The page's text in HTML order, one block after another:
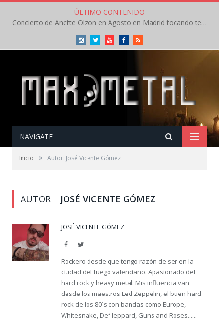
ÚLTIMO CONTENIDO
Concierto de Anette Olzon en Agosto en Madrid tocando temas de Nightwish
InstagramTwitterYoutubeFacebookRSS
NAVIGATE
Inicio » Autor: José Vicente Gómez
AUTOR JOSÉ VICENTE GÓMEZ
JOSÉ VICENTE GÓMEZ
FacebookTwitter
Rockero desde que tengo razón de ser en la
ciudad del fuego valenciano. Apasionado del
hard rock y heavy metal. Mis influencia van
desde los maestros Led Zeppelin, el buen hard
rock de los 80´s con bandas como Europe,
Whitesnake, Def leppard, Guns and Roses......